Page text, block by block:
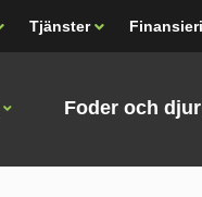
Tjänster
Foder och